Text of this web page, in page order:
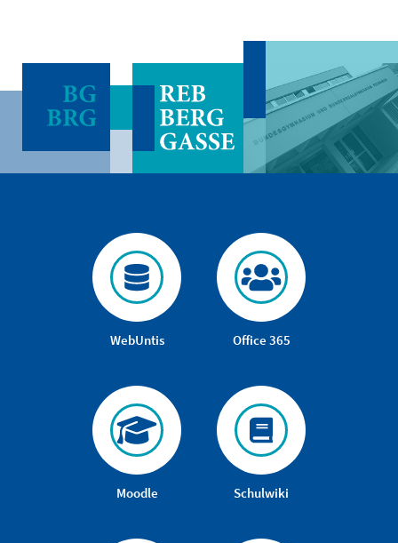
WebUntis Office 365
Moodle Schulwiki